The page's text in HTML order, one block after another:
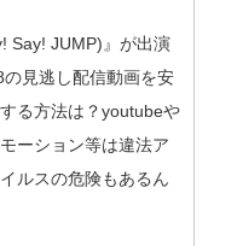
Say! JUMP)』が出演
見逃し配信動画を安
る方法は？youtubeや
ーション等は違法ア
ルスの危険もあるん